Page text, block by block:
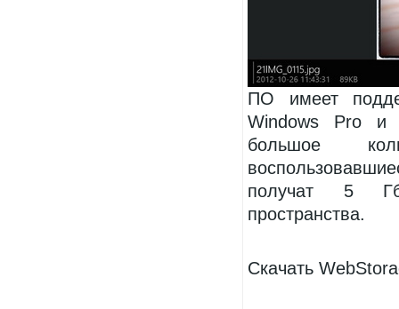
ПО имеет
Windows Pro и
большое
получат 5 Гб
пространства.
Скачать